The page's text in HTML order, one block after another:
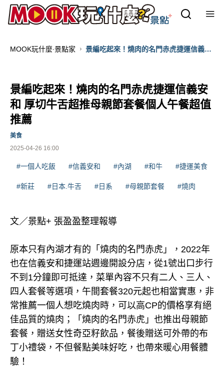
MOOK玩什麼‧景點家
景編吃起來！燒肉的名門赤虎捷運信義安
景編吃起來！燒肉的名門赤虎捷運信義安
和 厚切牛舌超推母親節套餐個人午餐超值
推薦
2025-04-26 16:00
美食
#一個人吃飯 #信義安和 #內湖 #和牛 #捷運美食
#新莊 #日本.牛舌 #日系 #母親節套餐 #燒肉
文／景點+ 張盈盈整理報導
原本只有內湖才有的「燒肉的名門赤虎」，2022年
也在信義安和捷運站週邊開設分店，從1號出口步行
不到1分鐘即可抵達，菜單內容不只有二人、三人、
四人套餐等選項，午間套餐320元起也相當實惠，非
常推薦一個人想吃燒肉時，可以高CP的價格享有絕
佳品質的燒肉；「燒肉的名門赤虎」也推出母親節
套餐，贈送女性奇亞籽飲品，餐後贈送可外帶的布
丁小禮袋，不但餐點美味好吃，也帶來暖心用餐體
驗！